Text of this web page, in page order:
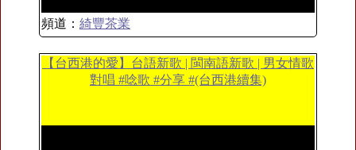
頻道： 綺豐茶業
【台西港的愛】台語新歌 | 閩南語新歌 | 男女情歌
對唱 #唸歌 #分享 #(台西港續集)